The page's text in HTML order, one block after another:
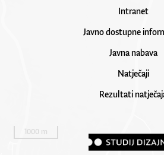
Intranet
Javno dostupne
Javna nabava
Natječaji
Rezultati
1000 m